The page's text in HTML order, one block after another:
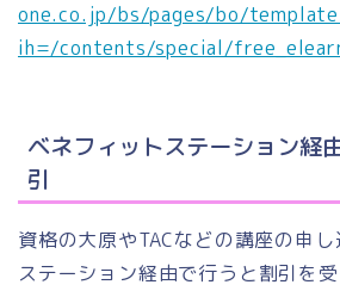
one.co.jp/bs/pages/bo/
ih=/contents/special/
ベネフィットステーション経
引
資格の大原やTACなどの講座の申
ステーション経由で行うと割引を